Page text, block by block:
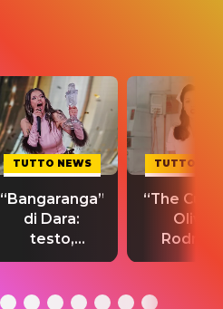
TUTTO NEWS
“Bangaranga”
di Dara:
testo,
traduzione e
del singolo
TUTTO
“The
Olivia
testo,